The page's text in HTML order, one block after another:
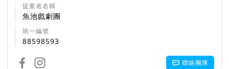
提案者名稱
魚池戲劇團
統一編號
88598593
聯絡團隊